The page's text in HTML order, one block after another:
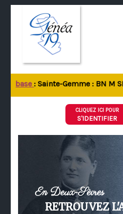
base: Sainte-Gemme : BN M SD
CLIQUEZ ICI POUR
S'IDENTIFIER
En Deux-Sèvres
RETROUVEZ